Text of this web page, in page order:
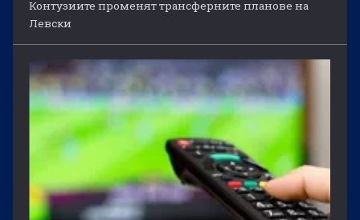
Контузиите променят трансферните планове на
Левски